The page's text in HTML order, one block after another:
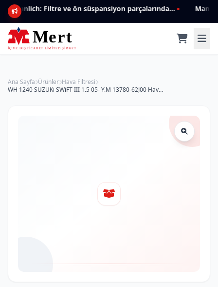
Mannlich: Filtre ve ön süspansiyon parçalarında genişleyen ürün yelpazesiyle kalite ve güven.
Ana Sayfa Ürünler Hava Filtresi
WH 1240 SUZUKi SWiFT III 1.5 05- Y.M 13780-62J00 Hava Filtresi